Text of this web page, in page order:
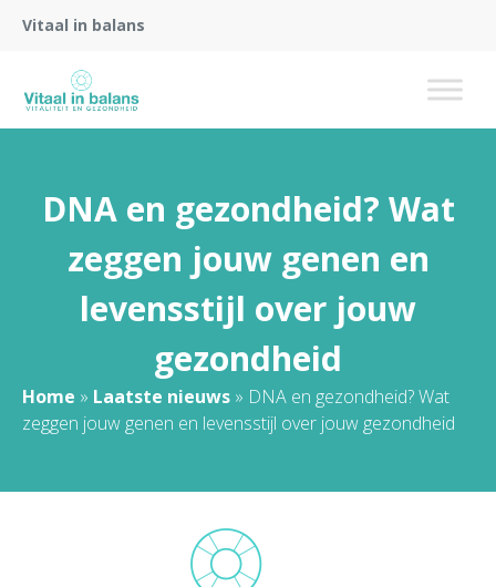
Vitaal in balans
DNA en gezondheid? Wat
zeggen jouw genen en
levensstijl over jouw
gezondheid
Home » Laatste nieuws » DNA en gezondheid? Wat
zeggen jouw genen en levensstijl over jouw gezondheid